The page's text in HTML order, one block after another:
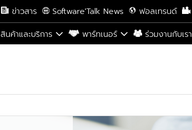
ข่าวสาร Software'Talk News ฟอลเทรนด์
สินค้าและบริการ พาร์ทเนอร์ ร่วมงานกับเรา